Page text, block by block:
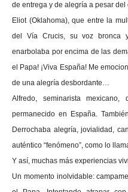
de entrega y de alegría a pesar
Eliot (Oklahoma), que entre la
del Vía Crucis, su voz bronca
enarbolaba por encima de las
el Papa! ¡Viva España! Me
de una alegría desbordante…
Alfredo, seminarista
permanecido en España.
Derrochaba alegría, jovialidad,
auténtico “fenómeno”, como lo
Y así, muchas más experiencias
Un momento inolvidable: